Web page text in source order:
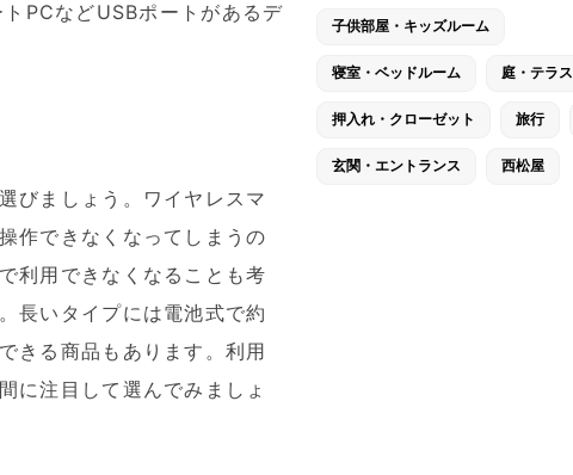
PCなどUSBポートがあるデ
びましょう。ワイヤレスマ
作できなくなってしまうの
利用できなくなることも考
長いタイプには電池式で約
る商品もあります。利用
に注目して選んでみましょ
子供部屋・キッズルーム
寝室・ベッドルーム 庭・テラス
押入れ・クローゼット 旅行
玄関・エントランス 西松屋